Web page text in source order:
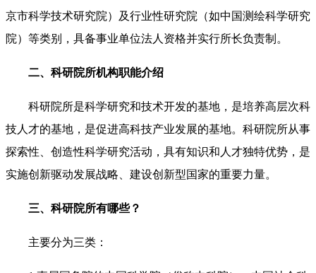
京市科学技术研究院）及行业性研究院（如中国测绘科学研究
院）等类别，具备事业单位法人资格并实行所长负责制。
二、 科研院所机构职能介绍
科研院所是科学研究和技术开发的基地，是培养高层次科
技人才的基地，是促进高科技产业发展的基地。科研院所从事
探索性、创造性科学研究活动，具有知识和人才独特优势，是
实施创新驱动发展战略、建设创新型国家的重要力量。
三、 科研院所有哪些？
主要分为三类：